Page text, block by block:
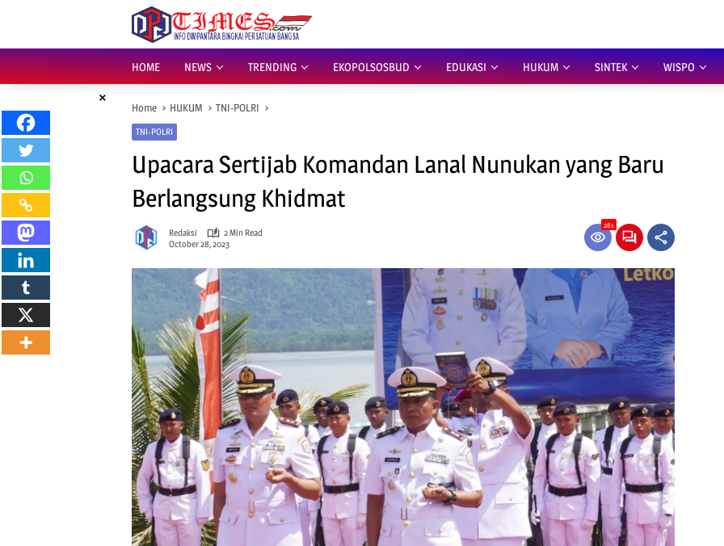
HOME
NEWS TRENDING EKOPOLSOSBUD EDUKASI HUKUM SINTEK WISPO
×
Home HUKUM TNI-POLRI
TNI-POLRI
Upacara Sertijab Komandan Lanal Nunukan yang Baru
Berlangsung Khidmat
Redaksi
2 Min Read
October 28, 2023
281